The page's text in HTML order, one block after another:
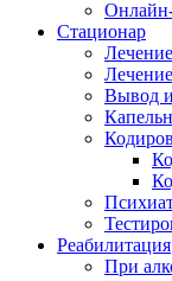
Онлайн-
Стационар
Вывод
Реабилитация
При